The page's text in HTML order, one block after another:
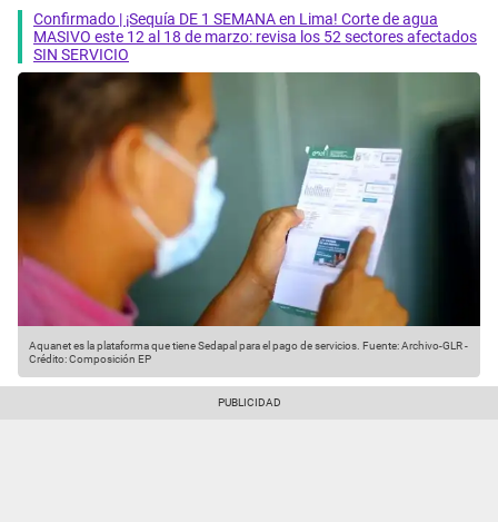
Confirmado | ¡Sequía DE 1 SEMANA en Lima! Corte de agua
MASIVO este 12 al 18 de marzo: revisa los 52 sectores afectados
SIN SERVICIO
Aquanet es la plataforma que tiene Sedapal para el pago de servicios. Fuente: Archivo-GLR-
Crédito: Composición EP